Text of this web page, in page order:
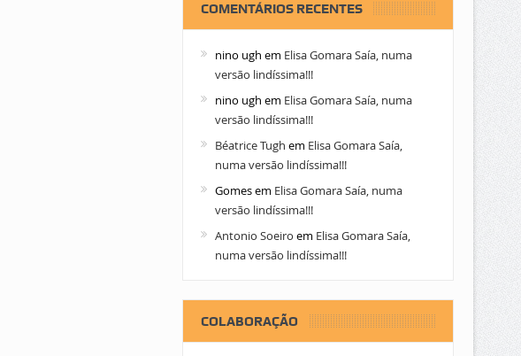
COMENTÁRIOS RECENTES
nino ugh em Elisa Gomara Saía, numa
versão lindíssima!!!
nino ugh em Elisa Gomara Saía, numa
versão lindíssima!!!
Béatrice Tugh em Elisa Gomara Saía,
numa versão lindíssima!!!
Gomesem Elisa Gomara Saía, numa
versão lindíssima!!!
Antonio Soeiro em Elisa Gomara Saía,
numa versão lindíssima!!!
COLABORAÇÃO